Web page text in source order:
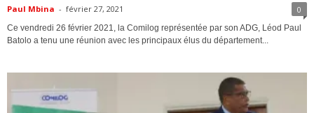
Paul Mbina - février 27, 2021 0
Ce vendredi 26 février 2021, la Comilog représentée par son ADG, Léod Paul
Batolo a tenu une réunion avec les principaux élus du département...